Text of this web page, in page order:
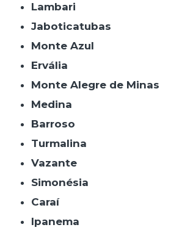
Lambari
Jaboticatubas
Monte Azul
Ervália
Monte Alegre de Minas
Medina
Barroso
Turmalina
Vazante
Simonésia
Caraí
Ipanema